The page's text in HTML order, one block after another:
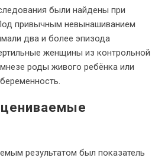
были найдены при
привычным невынашиванием
два и более эпизода
женщины из контрольной
роды живого ребёнка или
результатом был показатель